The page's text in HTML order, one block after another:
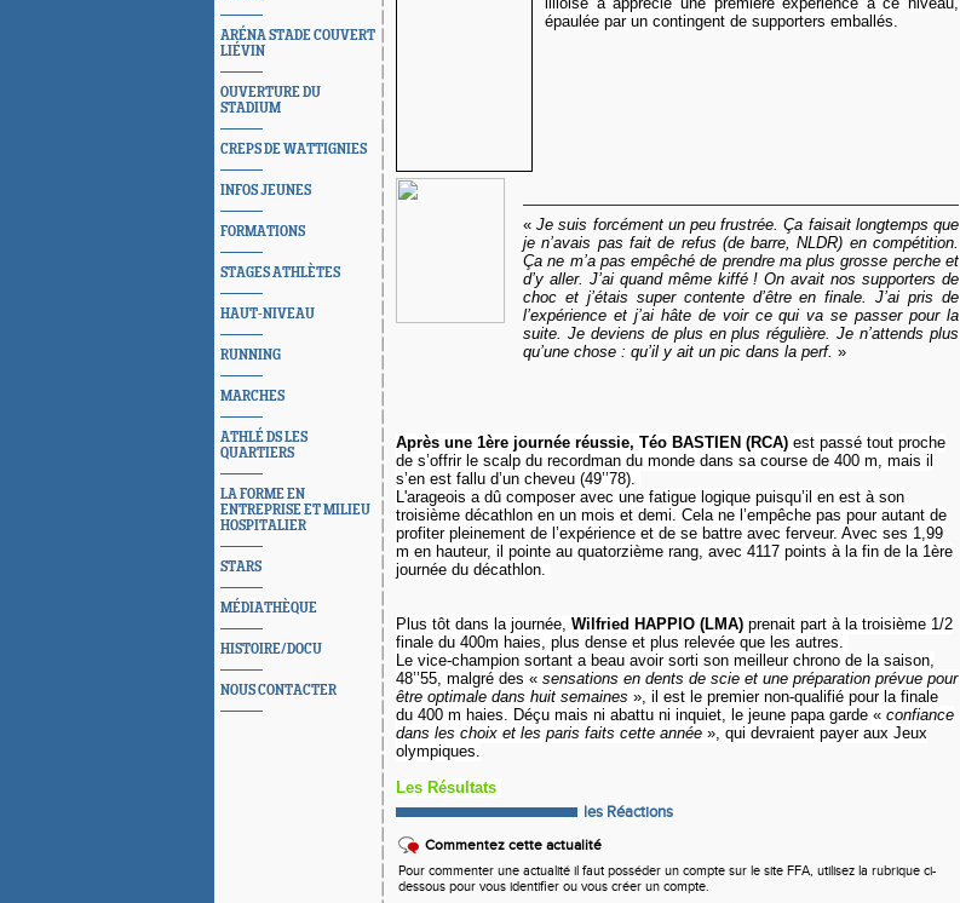
ARÉNA STADE COUVERT
LIÉVIN
OUVERTURE DU
STADIUM
CREPS DE WATTIGNIES
INFOS JEUNES
FORMATIONS
STAGES ATHLÈTES
HAUT-NIVEAU
RUNNING
MARCHES
ATHLÉ DS LES
QUARTIERS
LA FORME EN
ENTREPRISE ET MILIEU
HOSPITALIER
STARS
MÉDIATHÈQUE
HISTOIRE/DOCU
NOUS CONTACTER
épaulée par un contingent de supporters emballés.
«Je suis forcément un peu frustrée. Ça faisait longtemps que
je n’avais pas fait de refus (de barre, NLDR) en compétition.
Ça ne m’a pas empêché de prendre ma plus grosse perche et
d’y aller. J’ai quand même kiffé ! On avait nos supporters de
choc et j’étais super contente d’être en finale. J’ai pris de
l’expérience et j’ai hâte de voir ce qui va se passer pour la
suite. Je deviens de plus en plus régulière. Je n’attends plus
qu’une chose : qu’il y ait un pic dans la perf. »
Après une 1ère journée réussie, Téo BASTIEN (RCA) est passé tout proche
de s’offrir le scalp du recordman du monde dans sa course de 400 m, mais il
s’en est fallu d’un cheveu (49’’78).
L'arageois a dû composer avec une fatigue logique puisqu’il en est à son
troisième décathlon en un mois et demi. Cela ne l’empêche pas pour autant de
profiter pleinement de l’expérience et de se battre avec ferveur. Avec ses 1,99
m en hauteur, il pointe au quatorzième rang, avec 4117 points à la fin de la 1ère
journée du décathlon.
Plus tôt dans la journée, Wilfried HAPPIO (LMA) prenait part à la troisième 1/2
finale du 400m haies, plus dense et plus relevée que les autres.
Le vice-champion sortant a beau avoir sorti son meilleur chrono de la saison,
48’’55, malgré des « sensations en dents de scie et une préparation prévue pour
être optimale dans huit semaines », il est le premier non-qualifié pour la finale
du 400 m haies. Déçu mais ni abattu ni inquiet, le jeune papa garde « confiance
dans les choix et les paris faits cette année », qui devraient payer aux Jeux
olympiques.
Les Résultats
les Réactions
Commentez cette actualité
Pour commenter une actualité il faut posséder un compte sur le site FFA, utilisez la rubrique ci-
dessous pour vous identifier ou vous créer un compte.